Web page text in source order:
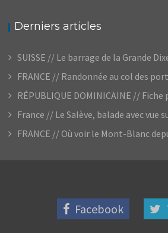
Derniers articles
SUISSE // Le barrage de la Grande
FRANCE // Randonnée au col des
RÉPUBLIQUE DOMINICAINE // Fiche
France // Le Salève, balade avec vue
FRANCE // Où voir le Mont-Blanc
Facebook